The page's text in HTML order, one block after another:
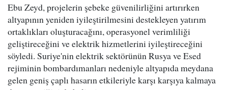
Ebu Zeyd, projelerin şebeke güvenilirliğini artırırken
altyapının yeniden iyileştirilmesini destekleyen yatırım
ortaklıkları oluşturacağını, operasyonel verimliliği
geliştireceğini ve elektrik hizmetlerini iyileştireceğini
söyledi. Suriye'nin elektrik sektörünün Rusya ve Esed
rejiminin bombardımanları nedeniyle altyapıda meydana
gelen geniş çaplı hasarın etkileriyle karşı karşıya kalmaya